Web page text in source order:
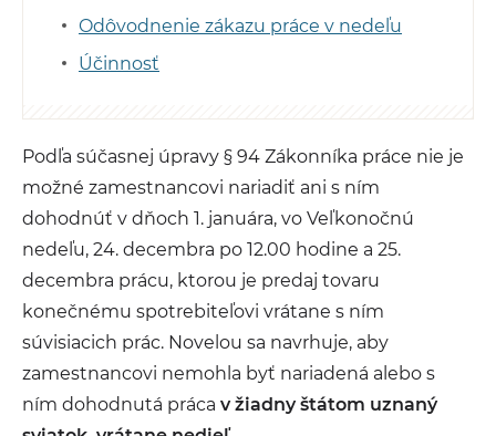
Odôvodnenie zákazu práce v nedeľu
Účinnosť
Podľa súčasnej úpravy § 94 Zákonníka práce nie je
možné zamestnancovi nariadiť ani s ním
dohodnúť v dňoch 1. januára, vo Veľkonočnú
nedeľu, 24. decembra po 12.00 hodine a 25.
decembra prácu, ktorou je predaj tovaru
konečnému spotrebiteľovi vrátane s ním
súvisiacich prác. Novelou sa navrhuje, aby
zamestnancovi nemohla byť nariadená alebo s
ním dohodnutá práca v žiadny štátom uznaný